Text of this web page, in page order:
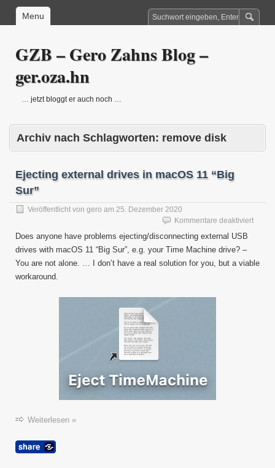
Menu
GZB – Gero Zahns Blog –
ger.oza.hn
… jetzt bloggt er auch noch …
Archiv nach Schlagworten: remove disk
Ejecting external drives in macOS 11 “Big
Sur”
Veröffentlicht von gero am 25. Dezember 2020
Kommentare deaktiviertfür
in
Does anyone have problems ejecting/disconnecting external USB
drives with macOS 11 “Big Sur”, e.g. your Time Machine drive? –
You are not alone. … I don’t have a real solution for you, but a viable
workaround.
Weiterlesen »